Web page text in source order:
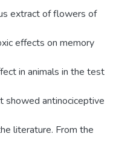
extract of flowers of
effects on memory
in animals in the test
showed antinociceptive
literature. From the